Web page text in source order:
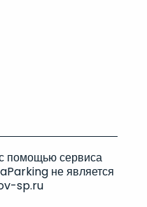
помощью сервиса
не является
sp.ru